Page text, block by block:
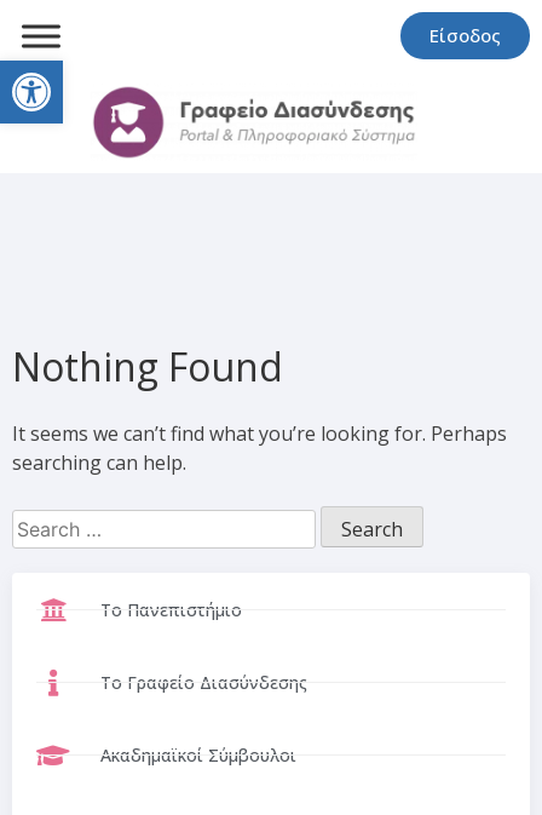
Open toolbar
Είσοδος
Nothing Found
It seems we can’t find what you’re looking for. Perhaps
searching can help.
Το Πανεπιστήμιο
Το Γραφείο Διασύνδεσης
Ακαδημαϊκοί Σύμβουλοι